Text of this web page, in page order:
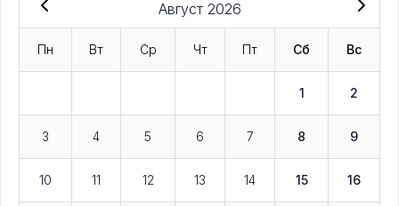
Август 2026
Пн Вт Ср Чт Пт Сб Вс
1 2
3 4 5 6 7 8 9
10 11 12 13 14 15 16